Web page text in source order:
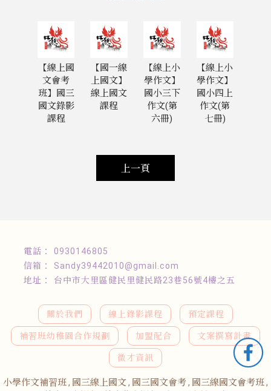
【線上國
文會考
班】國三
國文錄影
課程
【國一線
上國文】
線上國文
課程
【線上小
學作文】
國小三下
作文(第
六冊)
【線上小
學作文】
國小四上
作文(第
七冊)
上一頁
0930146805
Sandy39442010@gmail.com
台中市大里區健民里健民路23巷56號4樓之五
關於我們 線上錄影課程 預定課程
補習班幼稚園合作規劃 加盟配合 文案撰寫計畫
徵才資訊
小學作文補習班 國三線上國文 國三國文會考
國三線國文會考班